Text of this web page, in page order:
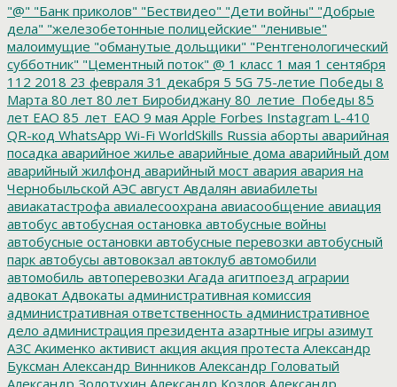
"@" "Банк приколов" "Бествидео" "Дети войны" "Добрые
дела" "железобетонные полицейские" "ленивые"
малоимущие "обманутые дольщики" "Рентгенологический
субботник" "Цементный поток" @ 1 класс 1 мая 1 сентября
112 2018 23 февраля 31 декабря 5 5G 75-летие Победы 8
Марта 80 лет 80 лет Биробиджану 80_летие_Победы 85
лет ЕАО 85_лет_ЕАО 9 мая Apple Forbes Instagram L-410
QR-код WhatsApp Wi-Fi WorldSkills Russia аборты аварийная
посадка аварийное жилье аварийные дома аварийный дом
аварийный жилфонд аварийный мост авария авария на
Чернобыльской АЭС август Авдалян авиабилеты
авиакатастрофа авиалесоохрана авиасообщение авиация
автобус автобусная остановка автобусные войны
автобусные остановки автобусные перевозки автобусный
парк автобусы автовокзал автоклуб автомобили
автомобиль автоперевозки Агада агитпоезд аграрии
адвокат Адвокаты административная комиссия
административная ответственность административное
дело администрация президента азартные игры азимут
АЗС Акименко активист акция акция протеста Александр
Буксман Александр Винников Александр Головатый
Александр Золотухин Александр Козлов Александр